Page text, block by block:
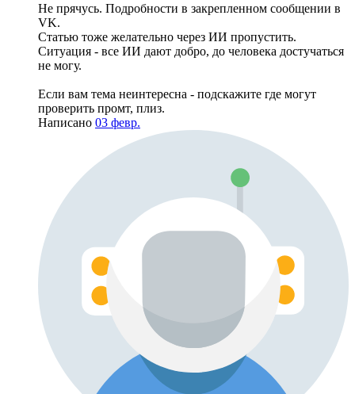
Не прячусь. Подробности в закрепленном сообщении в
VK.
Статью тоже желательно через ИИ пропустить.
Ситуация - все ИИ дают добро, до человека достучаться
не могу.
Если вам тема неинтересна - подскажите где могут
проверить промт, плиз.
Написано 03 февр.